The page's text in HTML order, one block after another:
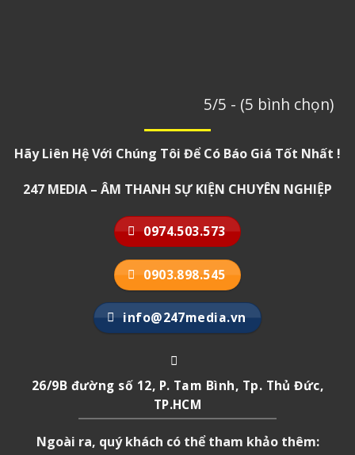
5/5 - (5 bình chọn)
Hãy Liên Hệ Với Chúng Tôi Để Có Báo Giá Tốt Nhất !
247 MEDIA – ÂM THANH SỰ KIỆN CHUYÊN NGHIỆP
0974.503.573
0903.898.545
info@247media.vn
26/9B đường số 12, P. Tam Bình, Tp. Thủ Đức,
TP.HCM
Ngoài ra, quý khách có thể tham khảo thêm: